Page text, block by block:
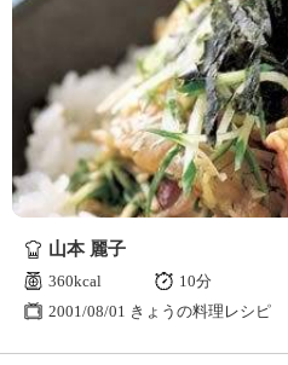
山本 麗子
360kcal
10分
2001/08/01 きょうの料理レシピ